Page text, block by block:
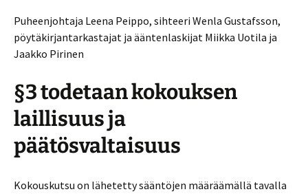
Puheenjohtaja Leena Peippo, sihteeri Wenla Gustafsson,
pöytäkirjantarkastajat ja ääntenlaskijat Miikka Uotila ja
Jaakko Pirinen
§3 todetaan kokouksen
laillisuus ja
päätösvaltaisuus
Kokouskutsu on lähetetty sääntöjen määräämällä tavalla